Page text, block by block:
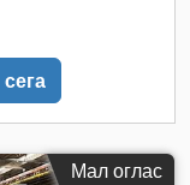
Мал оглас